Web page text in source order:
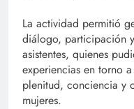
La actividad permitió
diálogo, participación
asistentes, quienes
experiencias en torno
plenitud, conciencia y
mujeres.